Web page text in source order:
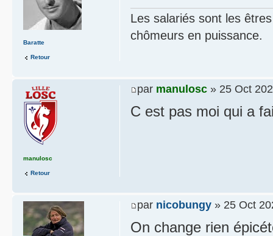
Les salariés sont les
chômeurs en puissance.
Baratte
Retour
par manulosc » 25 Oct
C est pas moi qui a
manulosc
Retour
par nicobungy » 25 Oct
On change rien